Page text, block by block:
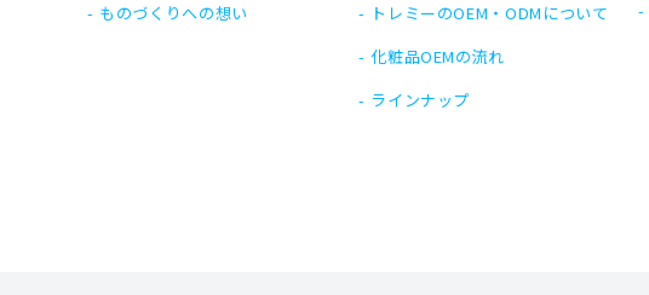
ものづくりへの想い
トレミーのOEM・ODMについて
化粧品OEMの流れ
ラインナップ